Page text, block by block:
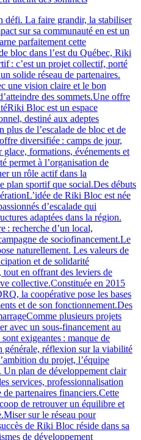
défi. La faire grandir, la stabiliser
sur sa communauté en est un
parfaitement cette
bloc dans l’est du Québec, Riki
: c’est un projet collectif, porté
solide réseau de partenaires.
une vision claire et le bon
des sommets.Une offre
Bloc est un espace
destiné aux adeptes
plus de l’escalade de bloc et de
diversifiée : camps de jour,
glace, formations, événements et
permet à l’organisation de
un rôle actif dans la
plan sportif que social.Des débuts
de Riki Bloc est née
d’escalade qui
adaptées dans la région.
: recherche d’un local,
de sociofinancement.Le
naturellement. Les valeurs de
et de solidarité
tout en offrant des leviers de
collective.Constituée en 2015
la coopérative pose les bases
et de son fonctionnement.Des
plusieurs projets
avec un sous-financement au
exigeantes : manque de
générale, réflexion sur la viabilité
du projet, l’équipe
Un plan de développement clair
services, professionnalisation
partenaires financiers.Cette
de retrouver un équilibre et
sur le réseau pour
de Riki Bloc réside dans sa
de développement